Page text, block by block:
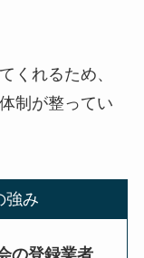
くれるため、
制が整ってい
強み
の登録業者